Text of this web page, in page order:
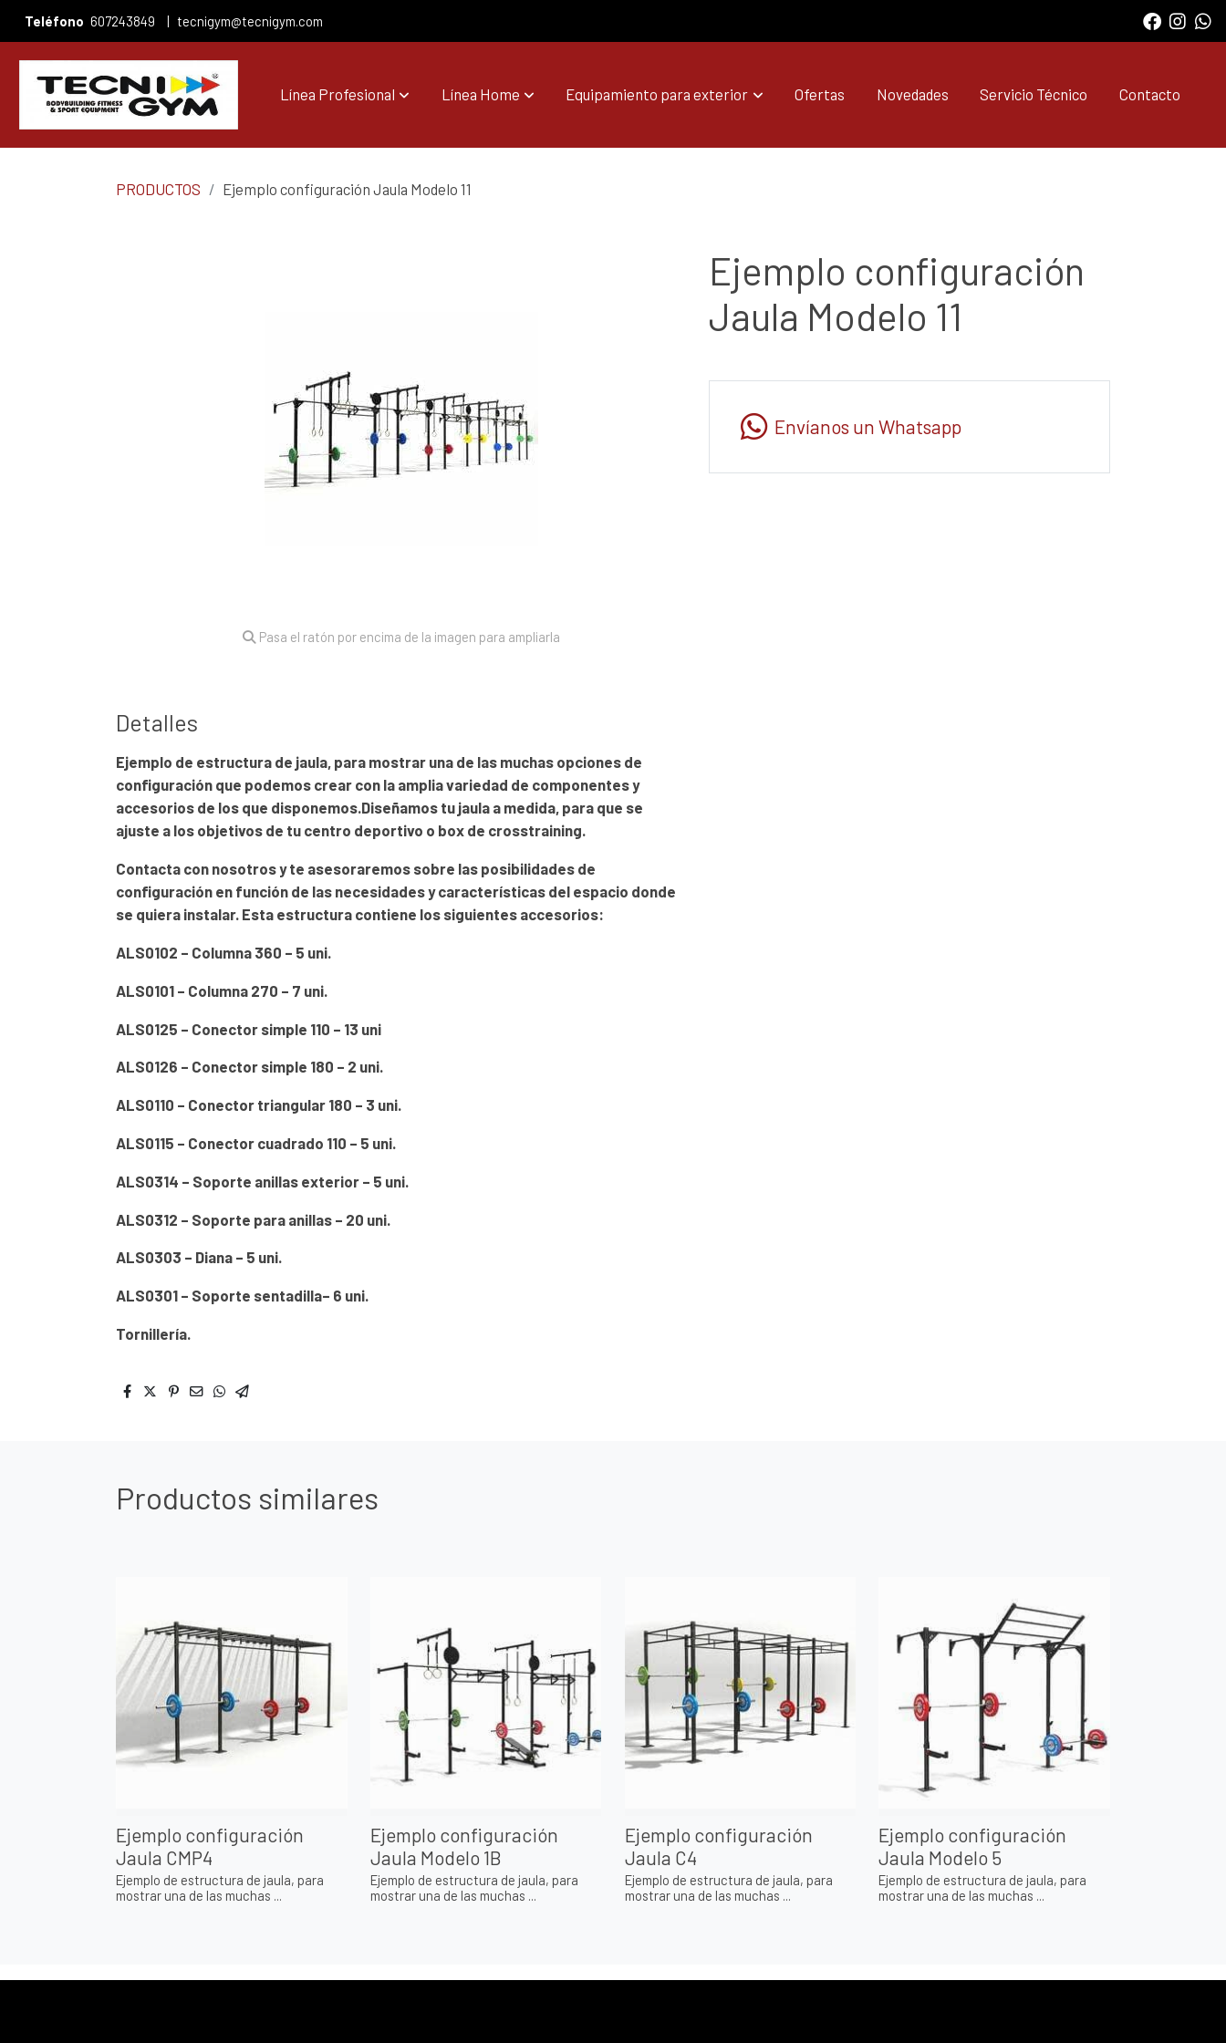
Teléfono 607243849 | tecnigym@tecnigym.com
Línea Profesional Línea Home Equipamiento para exterior Ofertas Novedades Servicio Técnico Contacto
PRODUCTOS Ejemplo configuración Jaula Modelo 11
Pasa el ratón por encima de la imagen para ampliarla
Detalles
Ejemplo de estructura de jaula, para mostrar una de las muchas opciones de
configuración que podemos crear con la amplia variedad de componentes y
accesorios de los que disponemos.Diseñamos tu jaula a medida, para que se
ajuste a los objetivos de tu centro deportivo o box de crosstraining.
Contacta con nosotros y te asesoraremos sobre las posibilidades de
configuración en función de las necesidades y características del espacio donde
se quiera instalar. Esta estructura contiene los siguientes accesorios:
ALS0102 – Columna 360 – 5 uni.
ALS0101 – Columna 270 – 7 uni.
ALS0125 – Conector simple 110 – 13 uni
ALS0126 – Conector simple 180 – 2 uni.
ALS0110 – Conector triangular 180 – 3 uni.
ALS0115 – Conector cuadrado 110 – 5 uni.
ALS0314 – Soporte anillas exterior – 5 uni.
ALS0312 – Soporte para anillas – 20 uni.
ALS0303 – Diana – 5 uni.
ALS0301 – Soporte sentadilla– 6 uni.
Tornillería.
Ejemplo configuración
Jaula Modelo 11
Envíanos un Whatsapp
Productos similares
Ejemplo configuración
Jaula CMP4
Ejemplo de estructura de jaula, para
mostrar una de las muchas ...
Ejemplo configuración
Jaula Modelo 1B
Ejemplo de estructura de jaula, para
mostrar una de las muchas ...
Ejemplo configuración
Jaula C4
Ejemplo de estructura de jaula, para
mostrar una de las muchas ...
Ejemplo configuración
Jaula Modelo 5
Ejemplo de estructura de jaula, para
mostrar una de las muchas ...